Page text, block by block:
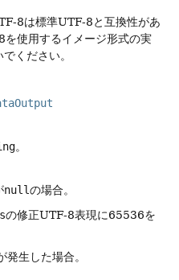
8は標準UTF-8と互換性があ
使用するイメージ形式の実
ください。
。
nullの場合。
sの修正UTF-8表現に65536を
発生した場合。